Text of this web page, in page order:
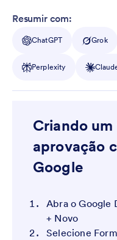
Resumir com:
ChatGPT Grok
Perplexity
Criando
aprovação
Google
Abra o Google
+ Novo
Selecione